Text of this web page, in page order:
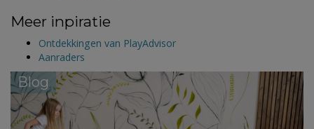
Meer inpiratie
Ontdekkingen van PlayAdvisor
Aanraders
Blog